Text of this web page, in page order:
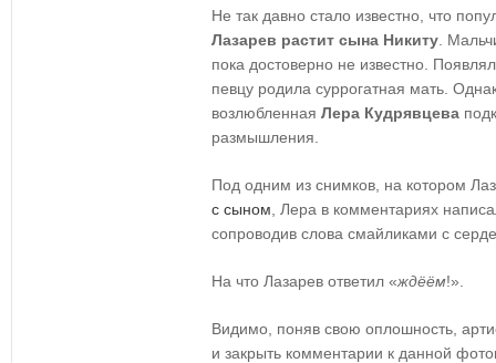
Не так давно стало известно, что
Лазарев растит сына Никиту .
пока достоверно не известно.
певцу родила суррогатная мать.
возлюбленная Лера Кудрявцева
размышления.
Под одним из снимков, на котором
с сыном , Лера в комментариях
сопроводив слова смайликами с
На что Лазарев ответил «ждёём!».
Видимо, поняв свою оплошность,
и закрыть комментарии к данной